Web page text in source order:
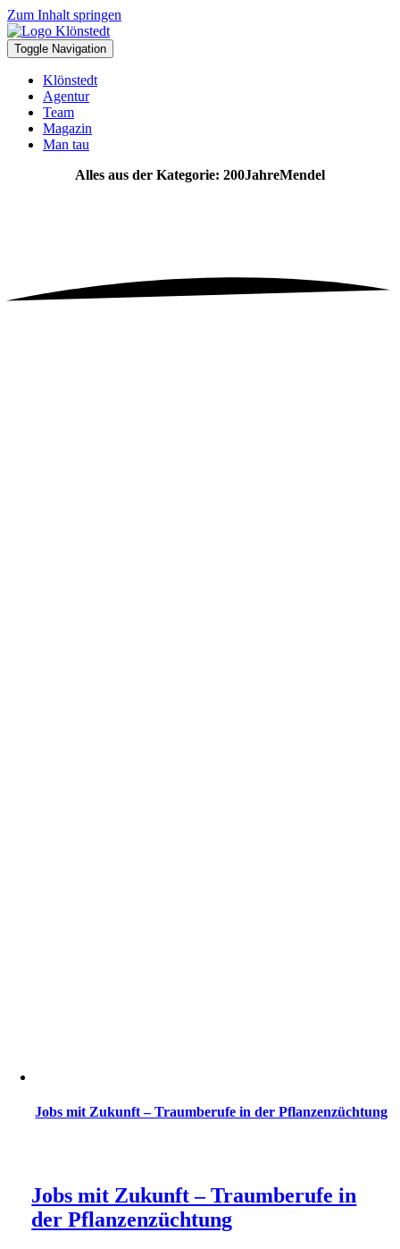
Zum Inhalt springen
Toggle Navigation
Klönstedt
Agentur
Team
Magazin
Man tau
Alles aus der Kategorie: 200JahreMendel
Jobs mit Zukunft – Traumberufe in der Pflanzenzüchtung
Jobs mit Zukunft – Traumberufe in
der Pflanzenzüchtung